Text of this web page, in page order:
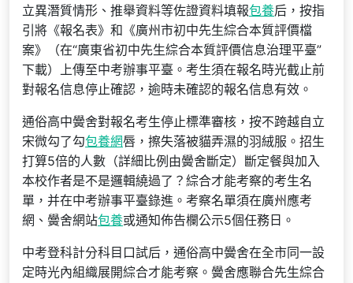
立異潛質情形、推舉資料等佐證資料填報包養后，按指
引將《報名表》和《廣州市初中先生綜合本質評價檔
案》（在“廣東省初中先生綜合本質評價信息治理平臺”
下載）上傳至中考辦事平臺。考生須在報名時光截止前
對報名信息停止確認，逾時未確認的報名信息有效。
通俗高中黌舍對報名考生停止標準審核，按不跨越自立
宋微勾了勾包養網唇，擦失落被貓弄濕的羽絨服。招生
打算5倍的人數（詳細比例由黌舍斷定）斷定餐與加入
本校作者是不是邏輯繞過了？綜合才能考察的考生名
單，并在中考辦事平臺錄進。考察名單須在廣州應考
網、黌舍網站包養或通知佈告欄公示5個任務日。
中考登科計分科目口試后，通俗高中黌舍在全市同一設
定時光內組織展開綜合才能考察。黌舍應聯合先生綜合